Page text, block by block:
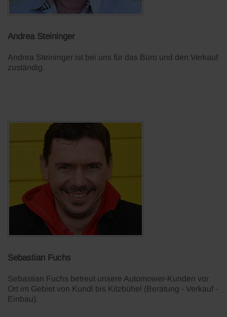
Andrea Steininger
Andrea Steininger ist bei uns für das Büro und den Verkauf
zuständig.
Sebastian Fuchs
Sebastian Fuchs betreut unsere Automower-Kunden vor
Ort im Gebiet von Kundl bis Kitzbühel (Beratung - Verkauf -
Einbau).